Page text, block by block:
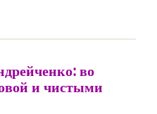
во
и чистыми